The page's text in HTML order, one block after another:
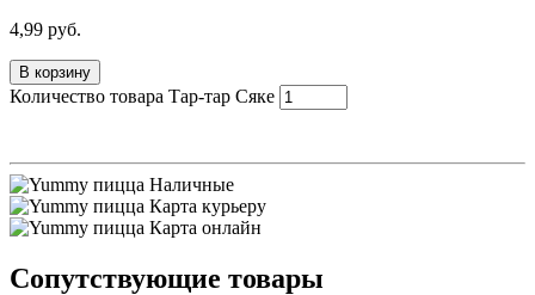
4,99 руб.
В корзину
Количество товара Тар-тар Сяке
Наличные
Карта курьеру
Карта онлайн
Сопутствующие товары